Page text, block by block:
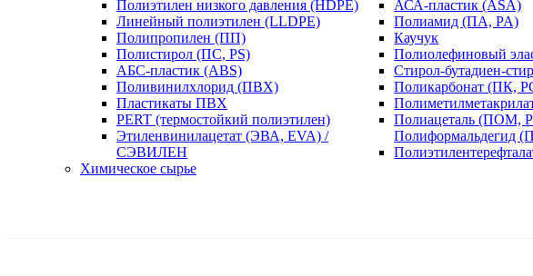
Полиэтилен низкого давления (HDPE)
Линейный полиэтилен (LLDPE)
Полипропилен (ПП)
Полистирол (ПС, PS)
АБС-пластик (ABS)
Поливинилхлорид (ПВХ)
Пластикаты ПВХ
PERT (термостойкий полиэтилен)
Этиленвинилацетат (ЭВА, EVA) /
СЭВИЛЕН
АСА-пластик (ASA)
Полиамид (ПА, PA)
Каучук
Полиолефиновый
Стирол-бутадиен-
Поликарбонат (ПК,
Полиацеталь (ПОМ,
Полиформальдегид
Химическое сырье